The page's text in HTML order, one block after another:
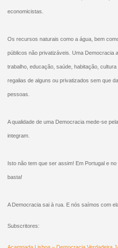
economicistas.
Os recursos naturais como a água, bem
públicos não privatizáveis. Uma Democracia
trabalho, educação, saúde, habitação,
regalias de alguns ou privatizados sem que
pessoas.
A qualidade de uma Democracia mede-se
integram.
Isto não tem que ser assim! Em Portugal e
basta!
A Democracia sai à rua. E nós saímos com
Subscritores: